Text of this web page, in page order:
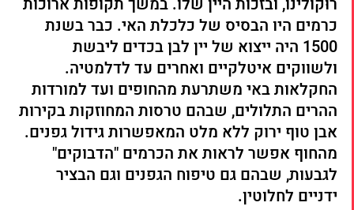
כרמים היו הבסיס של כלכלת האי. כבר בשנת
1500 היה ייצוא של יין לבן בכדים ליבשת
ולשווקים איטלקיים ואחרים עד לדלמטיה.
החקלאות באי משתרעת מהחופים ועד למורדות
ההרים התלולים, שבהם טרסות המחוזקות בקירות
אבן טוף ירוק ללא מלט המאפשרות גידול גפנים.
מהחוף אפשר לראות את הכרמים "הדבוקים"
לגבעות, שבהם גם טיפוח הגפנים וגם הבציר
ידניים לחלוטין.